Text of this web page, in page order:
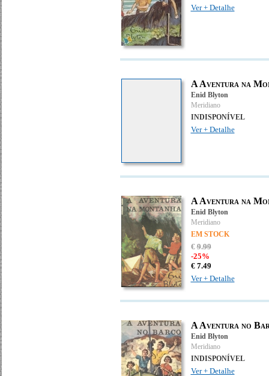
Ver + Detalhe
A Aventura na
Enid Blyton
Meridiano
INDISPONÍVEL
Ver + Detalhe
A Aventura na
Enid Blyton
Meridiano
EM STOCK
€9.99
-25%
€ 7.49
Ver + Detalhe
A Aventura no
Enid Blyton
Meridiano
INDISPONÍVEL
Ver + Detalhe